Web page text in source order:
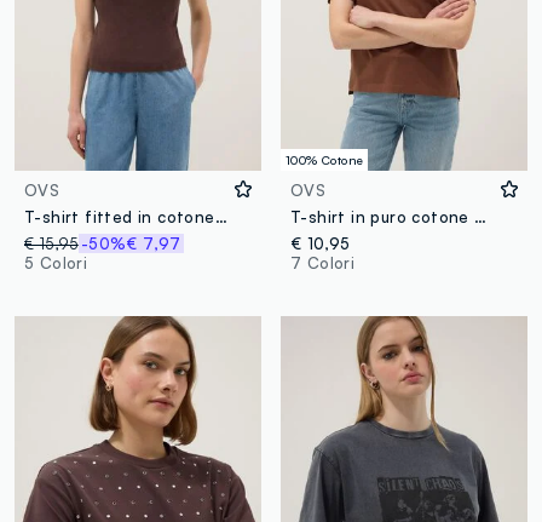
OVS
T-shirt fitted in cotone elasticizzato marrone
€ 15,95-50%€ 7,97
5 Colori
100% Cotone
OVS
T-shirt in puro cotone marrone regular fit
€ 10,95
7 Colori